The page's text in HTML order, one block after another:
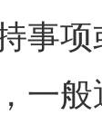
事
一